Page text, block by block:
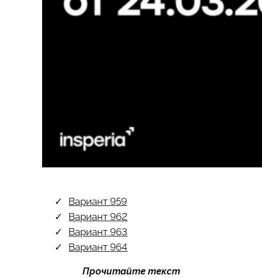
Вариант 959
Вариант 962
Вариант 963
Вариант 964
Прочитайте текст